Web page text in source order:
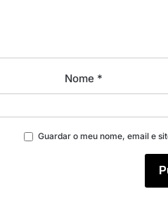
Nome *
Guardar o meu nome, email e